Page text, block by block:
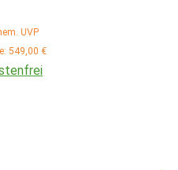
UVP
549,00 €